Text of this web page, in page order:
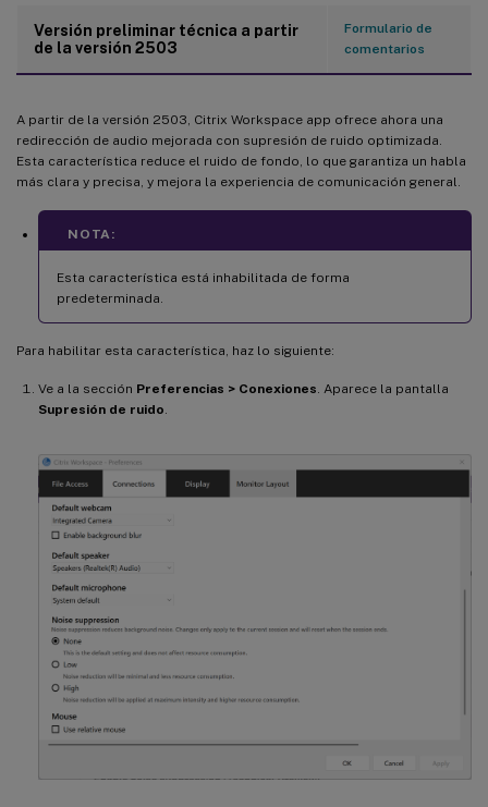
Versión preliminar técnica a partir
de la versión 2503
Formulario de
comentarios
A partir de la versión 2503, Citrix Workspace app ofrece ahora una
redirección de audio mejorada con supresión de ruido optimizada.
Esta característica reduce el ruido de fondo, lo que garantiza un habla
más clara y precisa, y mejora la experiencia de comunicación general.
NOTA:
Esta característica está inhabilitada de forma
predeterminada.
Para habilitar esta característica, haz lo siguiente:
Ve a la sección Preferencias > Conexiones . Aparece la pantalla
Supresión de ruido